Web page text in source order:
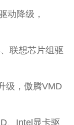
降级，
联想芯片组驱
，傲腾VMD
、Intel显卡驱